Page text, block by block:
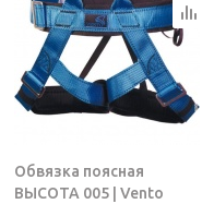
Обвязка поясная
ВЫСОТА 005 | Vento